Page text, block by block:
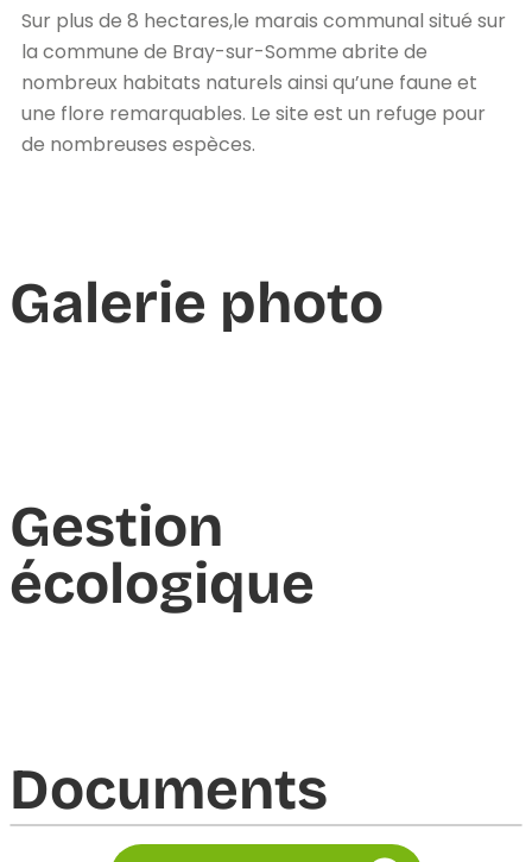
Sur plus de 8 hectares,le marais communal situé sur
la commune de Bray-sur-Somme abrite de
nombreux habitats naturels ainsi qu’une faune et
une flore remarquables. Le site est un refuge pour
de nombreuses espèces.
Galerie photo
Gestion
écologique
Documents​